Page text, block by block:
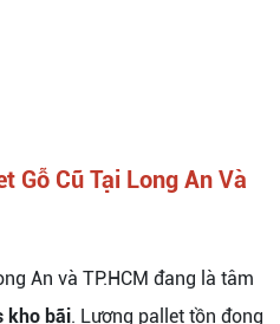
Gỗ Cũ Tại Long An Và
An và TP.HCM đang là tâm
kho bãi. Lượng pallet tồn đọng